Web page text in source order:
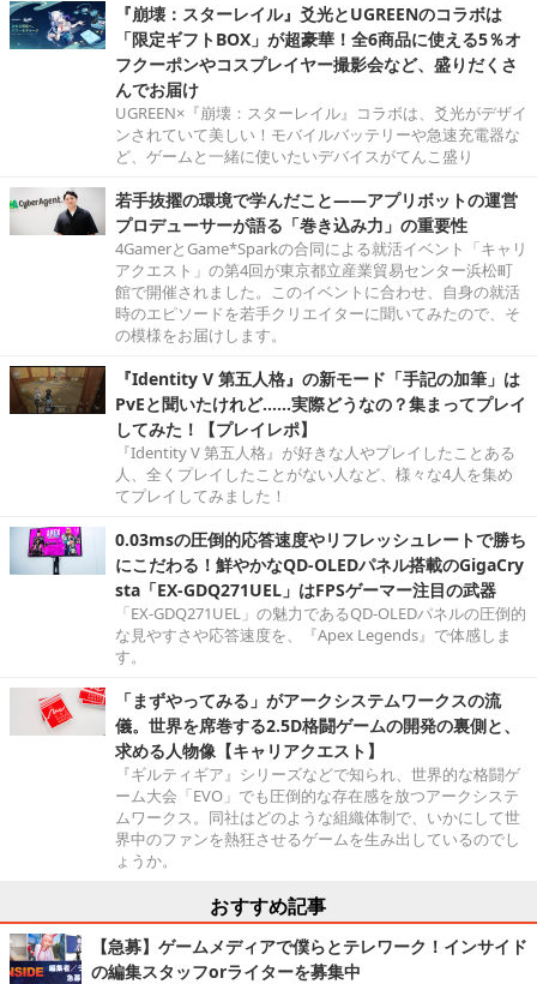
『崩壊：スターレイル』爻光とUGREENのコラボは
「限定ギフトBOX」が超豪華！全6商品に使える5％オ
フクーポンやコスプレイヤー撮影会など、盛りだくさ
んでお届け
UGREEN×『崩壊：スターレイル』コラボは、爻光がデザイ
ンされていて美しい！モバイルバッテリーや急速充電器な
ど、ゲームと一緒に使いたいデバイスがてんこ盛り
若手抜擢の環境で学んだこと――アプリボットの運営
プロデューサーが語る「巻き込み力」の重要性
4GamerとGame*Sparkの合同による就活イベント「キャリ
アクエスト」の第4回が東京都立産業貿易センター浜松町
館で開催されました。このイベントに合わせ、自身の就活
時のエピソードを若手クリエイターに聞いてみたので、そ
の模様をお届けします。
『Identity V 第五人格』の新モード「手記の加筆」は
PvEと聞いたけれど……実際どうなの？集まってプレイ
してみた！【プレイレポ】
『Identity V 第五人格』が好きな人やプレイしたことある
人、全くプレイしたことがない人など、様々な4人を集め
てプレイしてみました！
0.03msの圧倒的応答速度やリフレッシュレートで勝ち
にこだわる！鮮やかなQD-OLEDパネル搭載のGigaCry
sta「EX-GDQ271UEL」はFPSゲーマー注目の武器
「EX-GDQ271UEL」の魅力であるQD-OLEDパネルの圧倒的
な見やすさや応答速度を、『Apex Legends』で体感しま
す。
「まずやってみる」がアークシステムワークスの流
儀。世界を席巻する2.5D格闘ゲームの開発の裏側と、
求める人物像【キャリアクエスト】
『ギルティギア』シリーズなどで知られ、世界的な格闘ゲ
ーム大会「EVO」でも圧倒的な存在感を放つアークシステ
ムワークス。同社はどのような組織体制で、いかにして世
界中のファンを熱狂させるゲームを生み出しているのでし
ょうか。
おすすめ記事
【急募】ゲームメディアで僕らとテレワーク！インサイド
の編集スタッフorライターを募集中